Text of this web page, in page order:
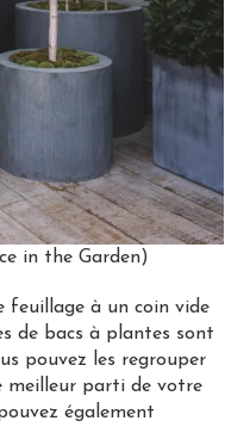
in the Garden)
feuillage à un coin vide
de bacs à plantes sont
pouvez les regrouper
meilleur parti de votre
également